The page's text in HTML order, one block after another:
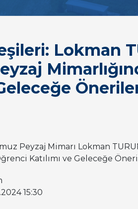
Lokman
Peyzaj Mimarı Lokman
Katılımı ve Geleceğe
15:30